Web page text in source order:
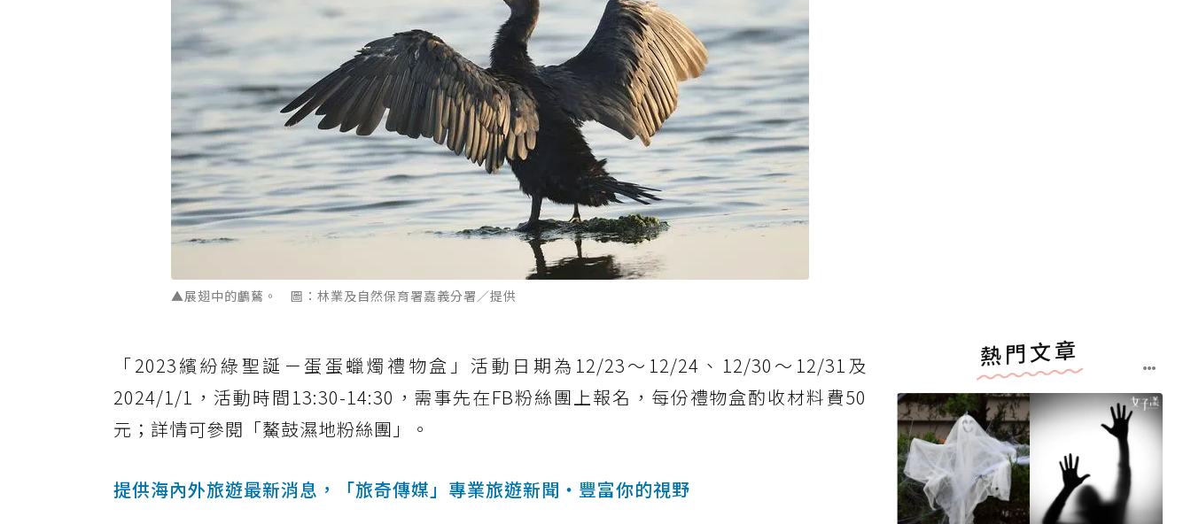
▲展翅中的鸕鶿。 圖：林業及自然保育署嘉義分署／提供
「2023繽紛綠聖誕－蛋蛋蠟燭禮物盒」活動日期為12/23～12/24、12/30～12/31及
2024/1/1，活動時間13:30-14:30，需事先在FB粉絲團上報名，每份禮物盒酌收材料費50
元；詳情可參閱「鰲鼓濕地粉絲團」。
提供海內外旅遊最新消息，「旅奇傳媒」專業旅遊新聞‧豐富你的視野
熱門文章